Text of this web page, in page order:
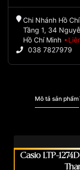
Chi Nhánh Hồ
Tầng 1, 34
Hồ Chí Minh
038 7827979
Mô tả sản phẩm
Casio LTP-